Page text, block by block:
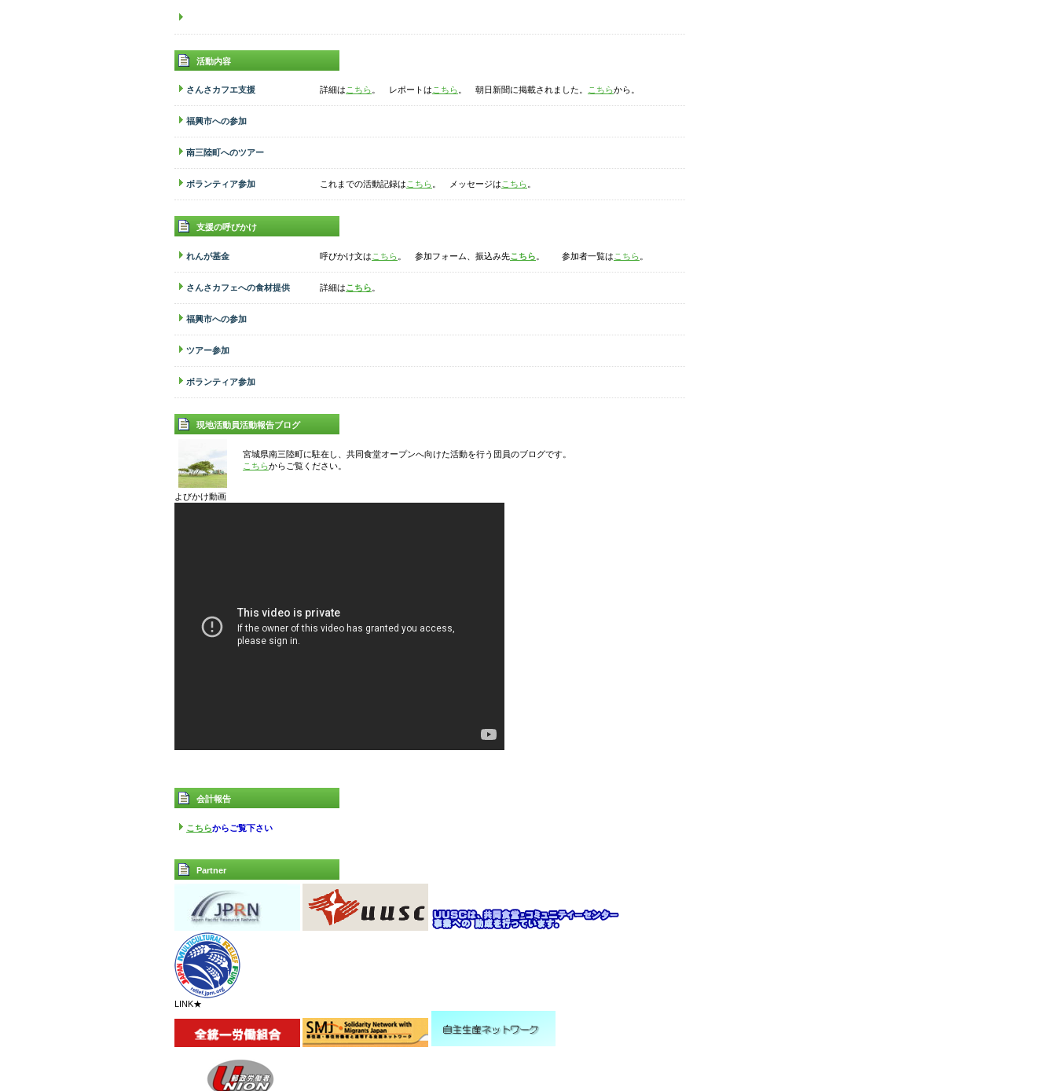
活動内容
さんさカフエ支援 詳細は こちら 。 レポートは こちら 。 朝日新聞に掲載されました。 こちらから。
福興市への参加
南三陸町へのツアー
ボランティア参加 これまでの活動記録は こちら 。 メッセージは こちら 。
支援の呼びかけ
れんが基金 呼びかけ文は こちら 。 参加フォーム、振込み先こちら 。 参加者一覧は こちら 。
さんさカフェへの食材提供 詳細はこちら 。
福興市への参加
ツアー参加
ボランティア参加
現地活動員活動報告ブログ
宮城県南三陸町に駐在し、共同食堂オープンへ向けた活動を行う団員のブログです。
こちらからご覧ください。
よびかけ動画
会計報告
こちらからご覧下さい
Partner
LINK★